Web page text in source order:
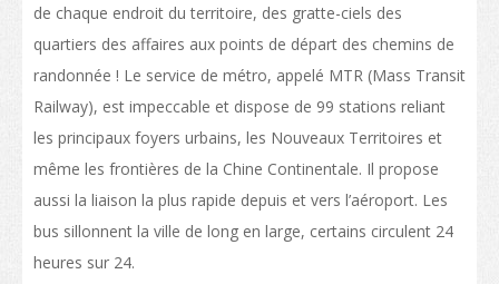
Enseignement professionnel
Structure des qualifications
La politique de "Développer le statut de HK en tant que pôle international
d'éducation"
Plus de possibilités d’études
de chaque endroit du territoire, des gratte-ciels des
quartiers des affaires aux points de départ des chemins de
randonnée ! Le service de métro, appelé MTR (Mass Transit
Railway), est impeccable et dispose de 99 stations reliant
les principaux foyers urbains, les Nouveaux Territoires et
même les frontières de la Chine Continentale. Il propose
aussi la liaison la plus rapide depuis et vers l’aéroport. Les
bus sillonnent la ville de long en large, certains circulent 24
heures sur 24.